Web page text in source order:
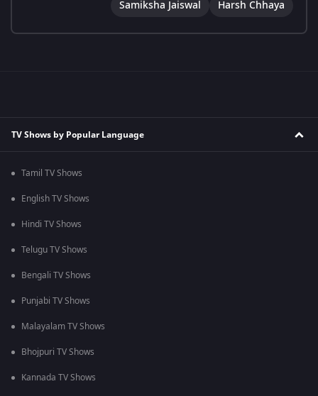
Samiksha Jaiswal
Harsh Chhaya
TV Shows by Popular Language
Tamil TV Shows
English TV Shows
Hindi TV Shows
Telugu TV Shows
Bengali TV Shows
Punjabi TV Shows
Malayalam TV Shows
Bhojpuri TV Shows
Kannada TV Shows